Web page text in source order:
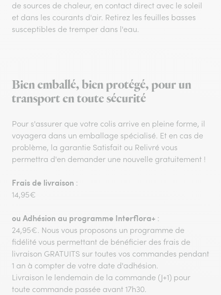
de sources de chaleur, en contact direct avec le soleil
et dans les courants d'air. Retirez les feuilles basses
susceptibles de tremper dans l'eau.
Bien emballé, bien protégé, pour un
transport en toute sécurité
Pour s'assurer que votre colis arrive en pleine forme, il
voyagera dans un emballage spécialisé. Et en cas de
problème, la garantie Satisfait ou Relivré vous
permettra d'en demander une nouvelle gratuitement !
Frais de livraison :
14,95€
ou Adhésion au programme Interflora+ :
24,95€. Nous vous proposons un programme de
fidélité vous permettant de bénéficier des frais de
livraison GRATUITS sur toutes vos commandes pendant
1 an à compter de votre date d'adhésion.
Livraison le lendemain de la commande (J+1) pour
toute commande passée avant 17h30.